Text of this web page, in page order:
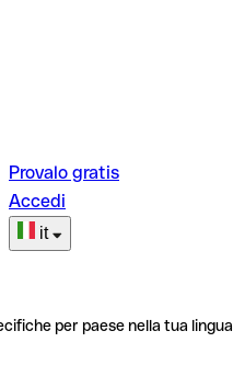
Provalo gratis
Accedi
it
per paese nella tua lingua